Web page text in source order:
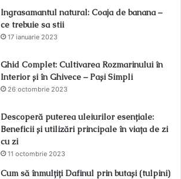
Ingrasamantul natural: Coaja de banana –
ce trebuie sa stii
17 ianuarie 2023
Ghid Complet: Cultivarea Rozmarinului în
Interior și în Ghivece – Pași Simpli
26 octombrie 2023
Descoperă puterea uleiurilor esențiale:
Beneficii și utilizări principale în viața de zi
cu zi
11 octombrie 2023
Cum să înmulțiți Dafinul prin butași (tulpini)